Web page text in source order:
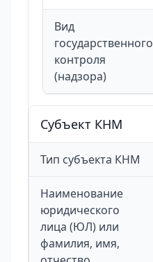
Вид
государственного
контроля
(надзора)
Cубъект КНМ
Тип субъекта КНМ
Наименование
юридического
лица (ЮЛ) или
фамилия, имя,